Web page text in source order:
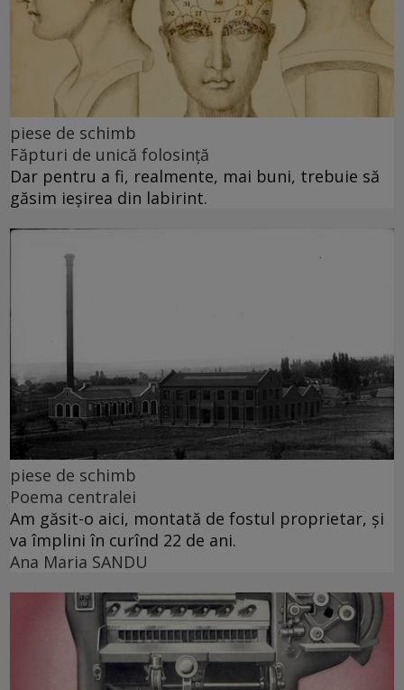
piese de schimb
Făpturi de unică folosință
Dar pentru a fi, realmente, mai buni, trebuie să
găsim ieșirea din labirint.
piese de schimb
Poema centralei
Am găsit-o aici, montată de fostul proprietar, și
va împlini în curînd 22 de ani.
Ana Maria SANDU